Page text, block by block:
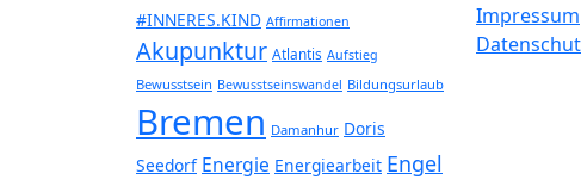
#INNERES.KIND Affirmationen
Akupunktur Atlantis Aufstieg
Bewusstsein Bewusstseinswandel Bildungsurlaub
Bremen Damanhur Doris
Seedorf Energie Energiearbeit Engel
Impressum